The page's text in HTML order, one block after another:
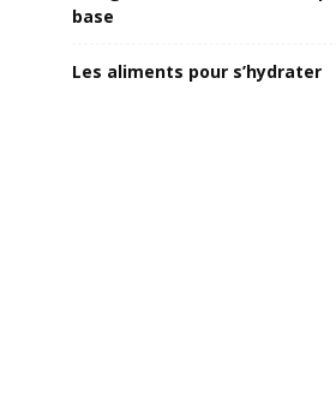
base
Les aliments pour s’hydrater